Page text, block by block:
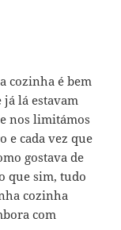
cozinha é bem
lá estavam
nos limitámos
e cada vez que
gostava de
que sim, tudo
cozinha
com